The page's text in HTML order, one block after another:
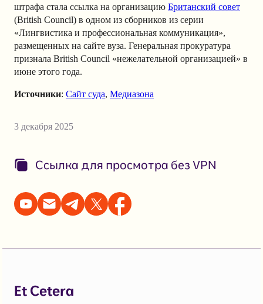
штрафа стала ссылка на организацию Британский совет
(British Council) в одном из сборников из серии
«Лингвистика и профессиональная коммуникация»,
размещенных на сайте вуза. Генеральная прокуратура
признала British Council «нежелательной организацией» в
июне этого года.
Источники: Сайт суда, Медиазона
3 декабря 2025
Ссылка для просмотра без VPN
Et Cetera